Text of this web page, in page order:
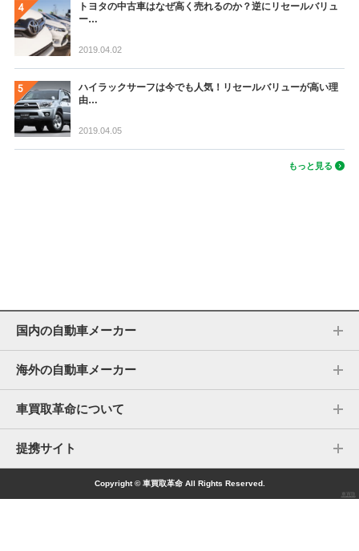
トヨタの中古車はなぜ高く売れるのか？逆にリセールバリュ
ー…
2019.04.02
ハイラックサーフは今でも人気！リセールバリューが高い理
由…
2019.04.05
もっと見る
国内の自動車メーカー
海外の自動車メーカー
車買取革命について
提携サイト
Copyright © 車買取革命 All Rights Reserved.